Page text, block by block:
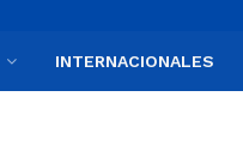
INTERNACIONALES